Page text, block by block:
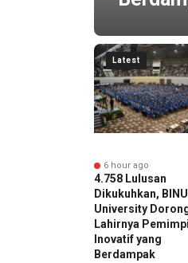
Latest
6 hour ago
4.758 Lulusan
Dikukuhkan,
University
Lahirnya
Inovatif yang
Berdampak